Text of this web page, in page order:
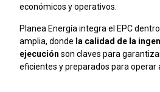
económicos y operativos.
Planea Energía integra el EPC
amplia, donde la calidad de la
ejecución son claves para
eficientes y preparados para operar